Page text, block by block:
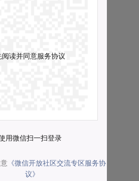
阅读并同意服务协议
用微信扫一扫登录
《微信开放社区交流专区服务协
议》